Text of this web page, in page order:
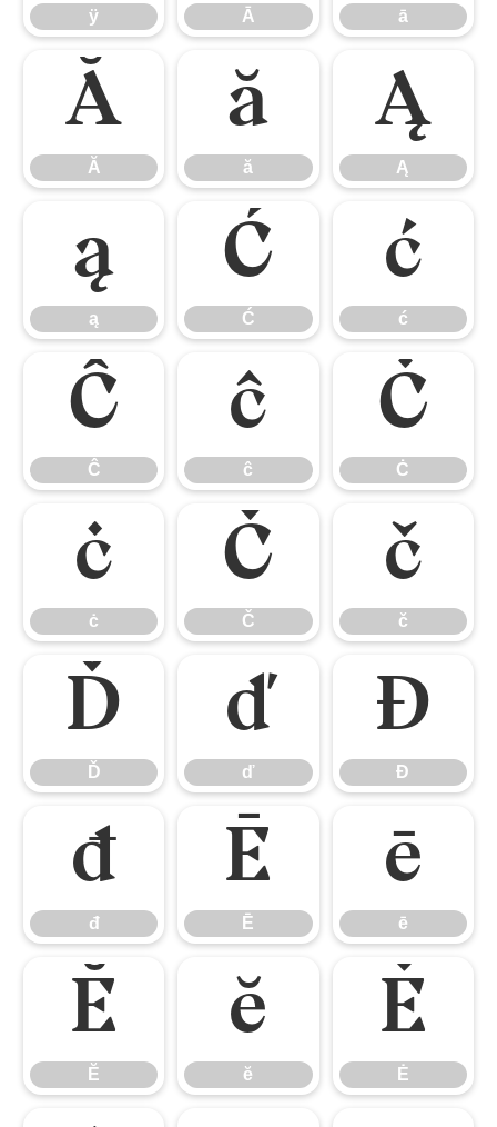
ÿ Ā ā
Ă
Ă
ă
ă
Ą
Ą
ą
ą
Ć
Ć
ć
ć
Ĉ
Ĉ
ĉ
ĉ
Ċ
Ċ
ċ
ċ
Č
Č
č
č
Ď
Ď
ď
ď
Đ
Đ
đ
đ
Ē
Ē
ē
ē
Ĕ
Ĕ
ĕ
ĕ
Ė
Ė